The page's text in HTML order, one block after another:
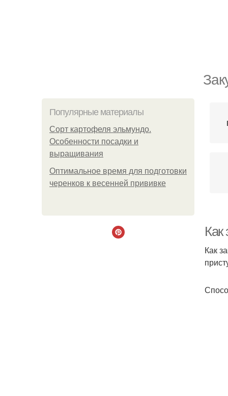
Популярные материалы
Сорт картофеля эльмундо.
Особенности посадки и
выращивания
Оптимальное время для подготовки
черенков к весенней прививке
Как